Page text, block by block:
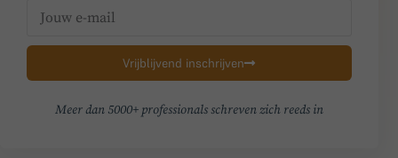
Vrijblijvend inschrijven
Meer dan 5000+ professionals schreven zich reeds in